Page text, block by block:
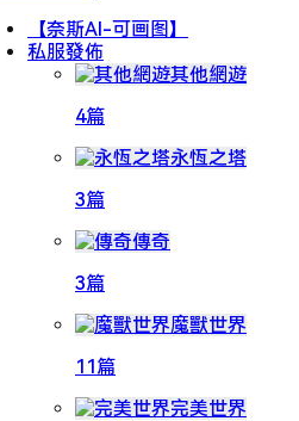
【奈斯AI-可画图】
私服發佈
其他網遊
4篇
永恆之塔
3篇
傳奇
3篇
魔獸世界
11篇
完美世界